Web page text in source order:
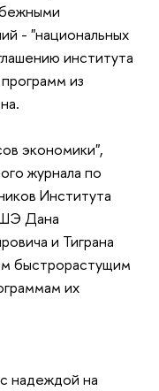
- "национальных
института
из
экономики",
журнала по
Института
Дана
и Тиграна
быстрорастущим
их
надеждой на